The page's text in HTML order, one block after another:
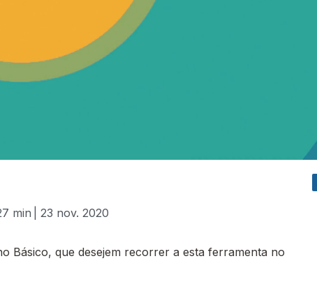
min | 23 nov. 2020
Básico, que desejem recorrer a esta ferramenta no